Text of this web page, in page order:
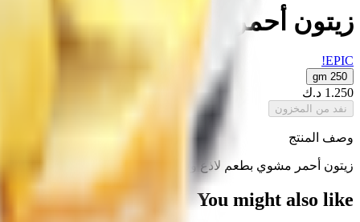
زيتون أحمر مشوي بطعم لاذع وقوي -
EPIC!
250 gm
1.250 د.ك
نفد من المخزون
وصف المنتج
زيتون أحمر مشوي بطعم لاذع وقوي - 250 جم
You might also like